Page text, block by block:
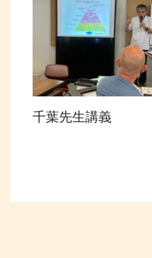
千葉先生講義